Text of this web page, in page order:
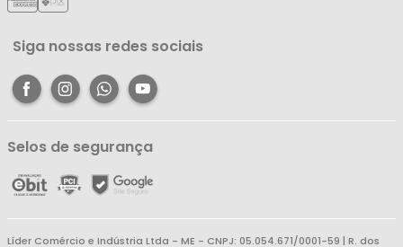
Central de Atendimento
Siga nossas redes sociais
Selos de segurança
Líder Comércio e Indústria Ltda - ME - CNPJ: 05.054.671/0001-59 | R. dos